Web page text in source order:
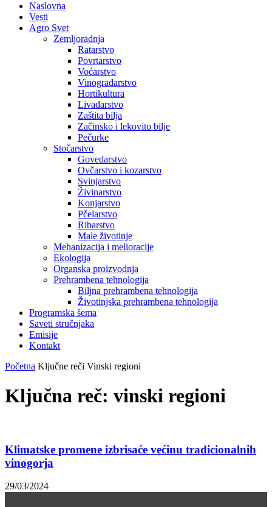
Naslovna
Vesti
Agro Svet
Zemljoradnja
Ratarstvo
Povrtarstvo
Voćarstvo
Vinogradarstvo
Hortikultura
Livadarstvo
Zaštita bilja
Začinsko i lekovito bilje
Pečurke
Stočarstvo
Govedarstvo
Ovčarstvo i kozarstvo
Svinjarstvo
Živinarstvo
Konjarstvo
Pčelarstvo
Ribarstvo
Male životinje
Mehanizacija i melioracije
Ekologija
Organska proizvodnja
Prehrambena tehnologija
Biljna prehrambena tehnologija
Životinjska prehrambena tehnologija
Programska šema
Saveti stručnjaka
Emisije
Kontakt
Početna Ključne reči Vinski regioni
Ključna reč: vinski regioni
Klimatske promene izbrisaće većinu tradicionalnih
vinogorja
29/03/2024